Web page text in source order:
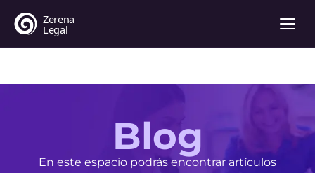
Blog
En este espacio podrás encontrar artículos